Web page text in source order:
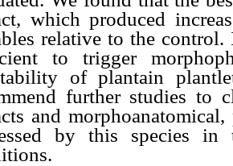
which produced
relative to the
to trigger
of plantain
further studies to
and
by this species in